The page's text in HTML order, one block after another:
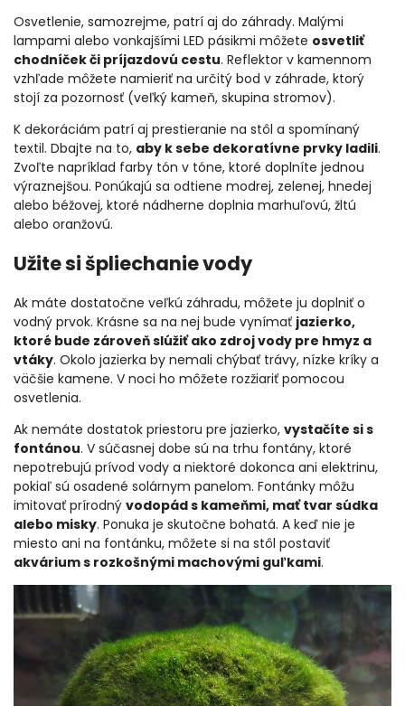
Osvetlenie, samozrejme, patrí aj do záhrady. Malými
lampami alebo vonkajšími LED pásikmi môžete osvetliť
chodníček či príjazdovú cestu. Reflektor v kamennom
vzhľade môžete namieriť na určitý bod v záhrade, ktorý
stojí za pozornosť (veľký kameň, skupina stromov).
K dekoráciám patrí aj prestieranie na stôl a spomínaný
textil. Dbajte na to, aby k sebe dekoratívne prvky ladili.
Zvoľte napríklad farby tón v tóne, ktoré doplníte jednou
výraznejšou. Ponúkajú sa odtiene modrej, zelenej, hnedej
alebo béžovej, ktoré nádherne doplnia marhuľovú, žltú
alebo oranžovú.
Užite si špliechanie vody
Ak máte dostatočne veľkú záhradu, môžete ju doplniť o
vodný prvok. Krásne sa na nej bude vynímať jazierko,
ktoré bude zároveň slúžiť ako zdroj vody pre hmyz a
vtáky. Okolo jazierka by nemali chýbať trávy, nízke kríky a
väčšie kamene. V noci ho môžete rozžiariť pomocou
osvetlenia.
Ak nemáte dostatok priestoru pre jazierko, vystačíte si s
fontánou. V súčasnej dobe sú na trhu fontány, ktoré
nepotrebujú prívod vody a niektoré dokonca ani elektrinu,
pokiaľ sú osadené solárnym panelom. Fontánky môžu
imitovať prírodný vodopád s kameňmi, mať tvar súdka
alebo misky. Ponuka je skutočne bohatá. A keď nie je
miesto ani na fontánku, môžete si na stôl postaviť
akvárium s rozkošnými machovými guľkami.